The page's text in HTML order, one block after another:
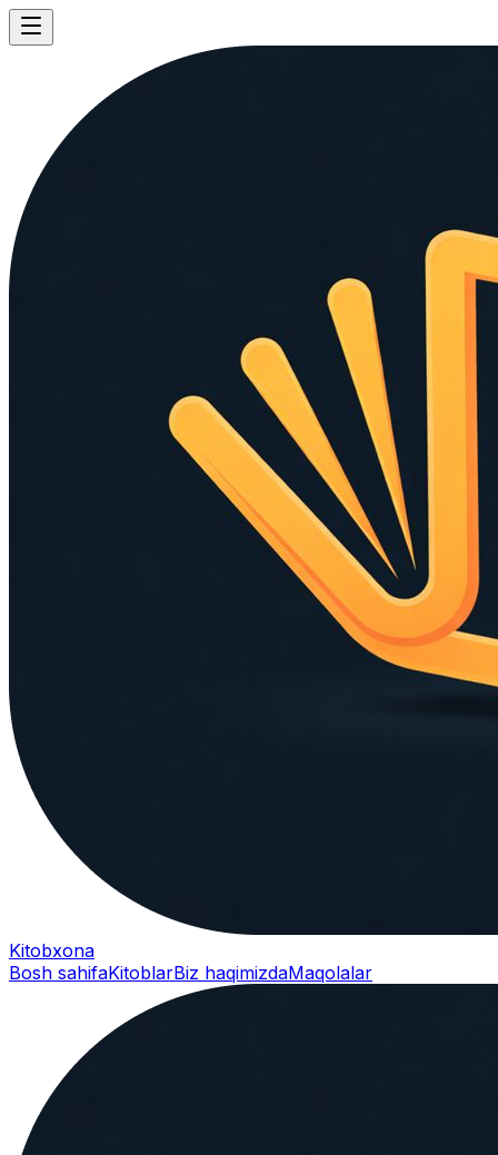
Kitobxona
Bosh sahifaKitoblarBiz haqimizdaMaqolalar